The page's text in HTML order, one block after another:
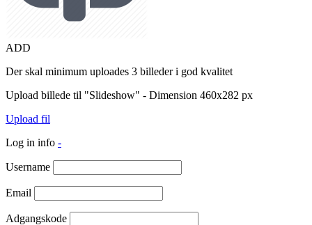
ADD
Der skal minimum uploades 3 billeder i god kvalitet
Upload billede til "Slideshow" - Dimension 460x282 px
Upload fil
Log in info -
Username
Email
Adgangskode